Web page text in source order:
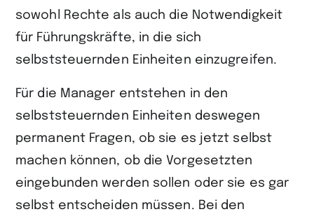
sowohl Rechte als auch die Notwendigkeit
für Führungskräfte, in die sich
selbststeuernden Einheiten einzugreifen.
Für die Manager entstehen in den
selbststeuernden Einheiten deswegen
permanent Fragen, ob sie es jetzt selbst
machen können, ob die Vorgesetzten
eingebunden werden sollen oder sie es gar
selbst entscheiden müssen. Bei den